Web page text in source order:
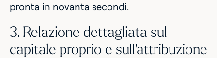
pronta in novanta secondi.
3. Relazione dettagliata sul
capitale proprio e sull'attribuzione